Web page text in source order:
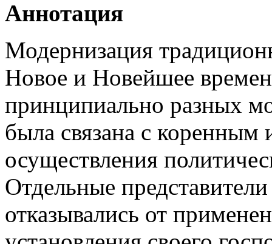
Аннотация
Модернизация
Новое и Новейшее
принципиально разных
была связана с коренным
осуществления
Отдельные
отказывались от